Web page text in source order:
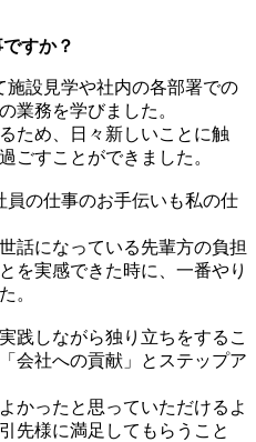
すか？
施設見学や社内の各部署での
業務を学びました。
ため、日々新しいことに触
ごすことができました。
員の仕事のお手伝いも私の仕
話になっている先輩方の負担
を実感できた時に、一番やり
。
践しながら独り立ちをするこ
会社への貢献」とステップア
かったと思っていただけるよ
先様に満足してもらうこと